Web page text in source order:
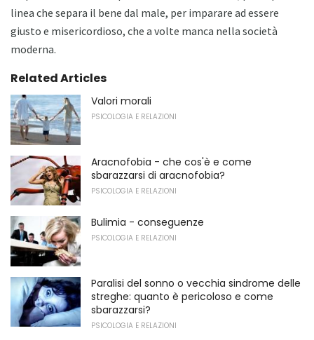
linea che separa il bene dal male, per imparare ad essere
giusto e misericordioso, che a volte manca nella società
moderna.
Related Articles
Valori morali
PSICOLOGIA E RELAZIONI
Aracnofobia - che cos'è e come
sbarazzarsi di aracnofobia?
PSICOLOGIA E RELAZIONI
Bulimia - conseguenze
PSICOLOGIA E RELAZIONI
Paralisi del sonno o vecchia sindrome delle
streghe: quanto è pericoloso e come
sbarazzarsi?
PSICOLOGIA E RELAZIONI